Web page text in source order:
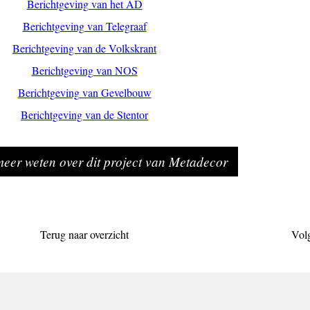
Berichtgeving van het AD
Berichtgeving van Telegraaf
Berichtgeving van de Volkskrant
Berichtgeving van NOS
Berichtgeving van Gevelbouw
Berichtgeving van de Stentor
weten over dit project van Metadecor
Terug naar overzicht